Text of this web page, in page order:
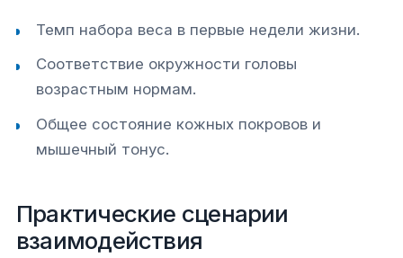
Темп набора веса в первые недели жизни.
Соответствие окружности головы
возрастным нормам.
Общее состояние кожных покровов и
мышечный тонус.
Практические сценарии
взаимодействия